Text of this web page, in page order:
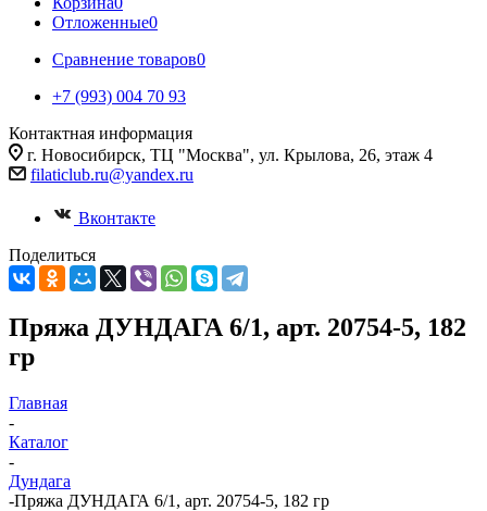
Отложенные0
Сравнение товаров0
+7 (993) 004 70 93
Контактная информация
г. Новосибирск, ТЦ "Москва", ул. Крылова, 26, этаж 4
filaticlub.ru@yandex.ru
Вконтакте
Поделиться
Пряжа ДУНДАГА 6/1, арт. 20754-5, 182
гр
Главная
-
Каталог
-
Дундага
-Пряжа ДУНДАГА 6/1, арт. 20754-5, 182 гр